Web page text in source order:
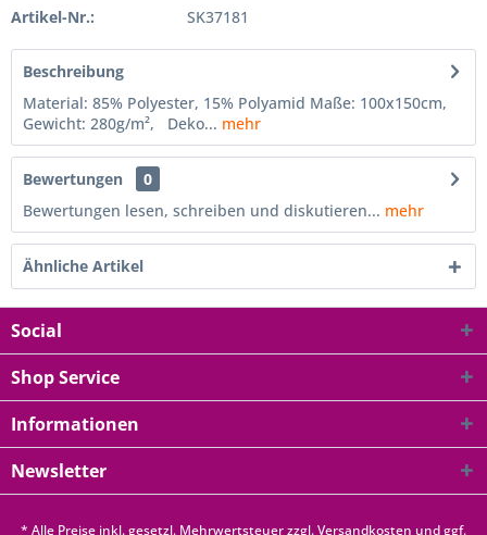
Artikel-Nr.: SK37181
Beschreibung
Material: 85% Polyester, 15% Polyamid Maße: 100x150cm,
Gewicht: 280g/m², Deko... mehr
Bewertungen
0
Bewertungen lesen, schreiben und diskutieren... mehr
Ähnliche Artikel
Social
Shop Service
Informationen
Newsletter
* Alle Preise inkl. gesetzl. Mehrwertsteuer zzgl.Versandkosten und ggf.